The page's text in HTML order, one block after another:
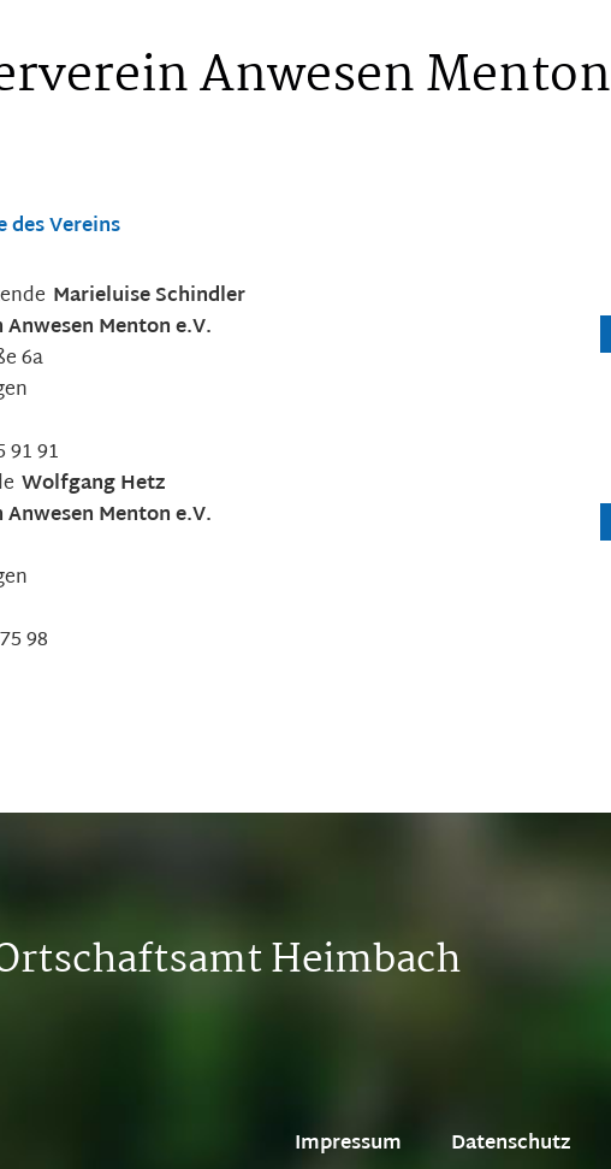
Anwesen Menton
des Vereins
MarieluiseSchindler
Menton e.V.
6a
9191
WolfgangHetz
Menton e.V.
7598
Heimbach
Impressum Datenschutz